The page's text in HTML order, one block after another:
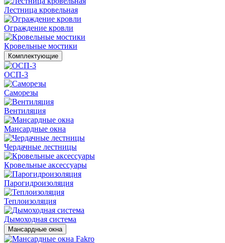
Лестница кровельная
Ограждение кровли
Кровельные мостики
Комплектующие
ОСП-3
Саморезы
Вентиляция
Мансардные окна
Чердачные лестницы
Кровельные аксессуары
Парогидроизоляция
Теплоизоляция
Дымоходная система
Мансардные окна